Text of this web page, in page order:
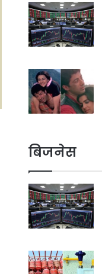
बिजनेस